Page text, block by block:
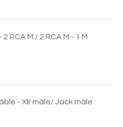
RCA M / 2 RCA M - 1 M
- Xlr mâle/ Jack mâle